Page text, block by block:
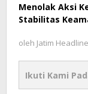
Menolak Aksi
Stabilitas
oleh Jatim
Ikuti Kami